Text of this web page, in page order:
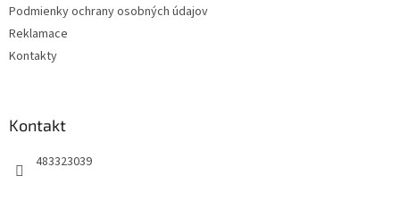
Podmienky ochrany osobných údajov
Reklamace
Kontakty
Kontakt
483323039